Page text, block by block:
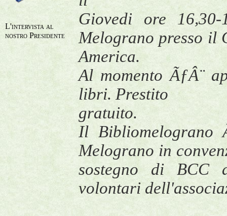
L'intervista al
nostro Presidente
Giovedi ore
Melograno presso il
America.
Al momento ÃƒÂ¨
libri. Prestito
gratuito.
Il Bibliomelograno
Melograno in
sostegno di BCC
volontari